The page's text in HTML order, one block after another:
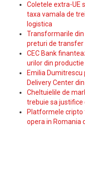
Coletele extra-UE
taxa vamala de
logistica
Transformarile
preturi de
CEC Bank
urilor din
Emilia
Delivery Center
Cheltuielile de
trebuie sa justifice
Platformele cripto
opera in Romania